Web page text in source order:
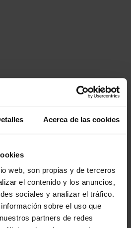
Acerca de las cookies
web, son propias y de terceros
el contenido y los anuncios,
sociales y analizar el tráfico.
sobre el uso que
partners de redes